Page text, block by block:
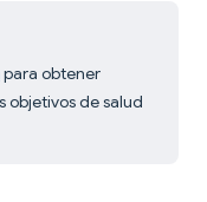
para obtener
objetivos de salud